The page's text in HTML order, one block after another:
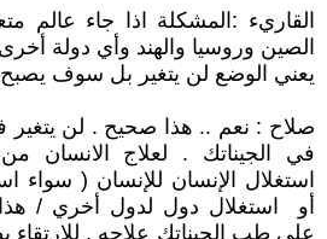
القاريء :المشكلة اذا جاء عالم
الصين وروسيا والهند وأي دولة
يعني الوضع لن يتغير بل سوف
صلاح : نعم .. هذا صحيح . لن يتغير
في الجيناتك . لعلاج الانسان
استغلال الإنسان للإنسان ( سواء
أو استغلال دول لدول أخري /
علي طب الجيناتك علاجه , للارتقاء